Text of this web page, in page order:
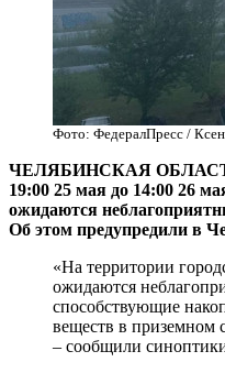
Фото: ФедералПресс /
ЧЕЛЯБИНСКАЯ
19:00 25 мая до 14:00 26
ожидаются
Об этом предупредили в
«На территории
ожидаются
способствующие
веществ в приземном
– сообщили